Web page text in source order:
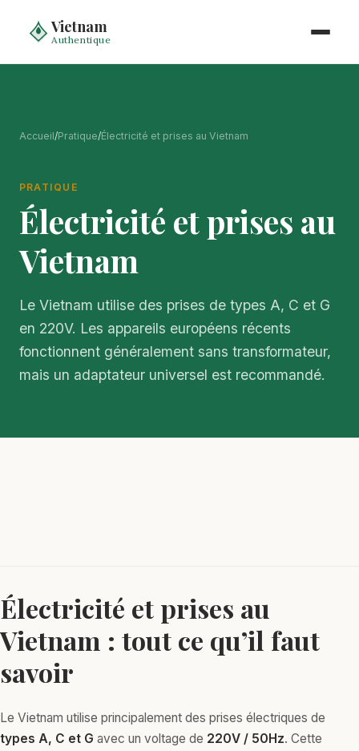
Vietnam
Authentique
Accueil/Pratique/Électricité et prises au Vietnam
PRATIQUE
Électricité et prises au
Vietnam
Le Vietnam utilise des prises de types A, C et G
en 220V. Les appareils européens récents
fonctionnent généralement sans transformateur,
mais un adaptateur universel est recommandé.
Électricité et prises au
Vietnam : tout ce qu’il faut
savoir
Le Vietnam utilise principalement des prises électriques de
types A, C et G avec un voltage de 220V / 50Hz. Cette